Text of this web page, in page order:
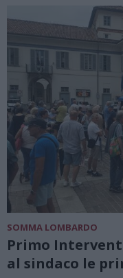
SOMMA LOMBARDO
Primo
al sindaco le